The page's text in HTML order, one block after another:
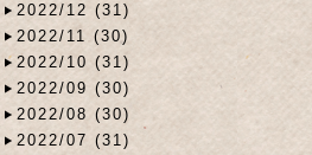
2022/12 (31)
2022/11 (30)
2022/10 (31)
2022/09 (30)
2022/08 (30)
2022/07 (31)